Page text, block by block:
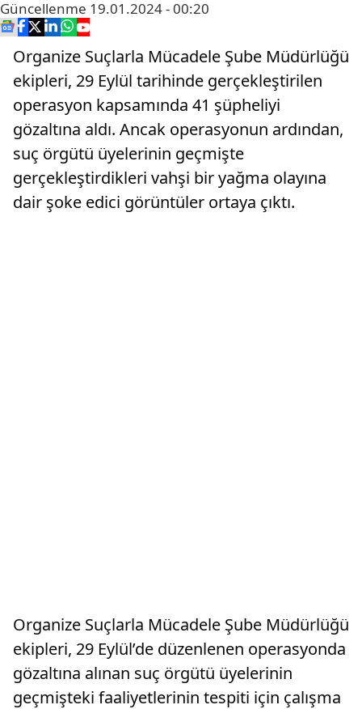
Güncellenme 19.01.2024 - 00:20
Organize Suçlarla Mücadele Şube Müdürlüğü
ekipleri, 29 Eylül tarihinde gerçekleştirilen
operasyon kapsamında 41 şüpheliyi
gözaltına aldı. Ancak operasyonun ardından,
suç örgütü üyelerinin geçmişte
gerçekleştirdikleri vahşi bir yağma olayına
dair şoke edici görüntüler ortaya çıktı.
Organize Suçlarla Mücadele Şube Müdürlüğü
ekipleri, 29 Eylül’de düzenlenen operasyonda
gözaltına alınan suç örgütü üyelerinin
geçmişteki faaliyetlerinin tespiti için çalışma